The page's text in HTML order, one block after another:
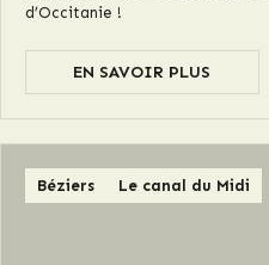
d’Occitanie !
EN SAVOIR PLUS
Béziers Le canal du Midi